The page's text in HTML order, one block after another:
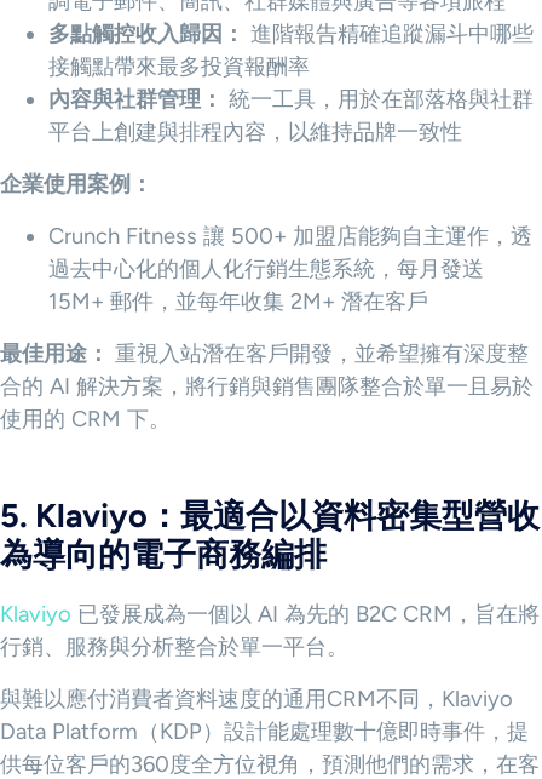
多點觸控收入歸因： 進階報告精確追蹤漏斗中哪些
接觸點帶來最多投資報酬率
內容與社群管理： 統一工具，用於在部落格與社群
平台上創建與排程內容，以維持品牌一致性
企業使用案例：
Crunch Fitness 讓 500+ 加盟店能夠自主運作，透
過去中心化的個人化行銷生態系統，每月發送
15M+ 郵件，並每年收集 2M+ 潛在客戶
最佳用途： 重視入站潛在客戶開發，並希望擁有深度整
合的 AI 解決方案，將行銷與銷售團隊整合於單一且易於
使用的 CRM 下。
5. Klaviyo：最適合以資料密集型營收
為導向的電子商務編排
Klaviyo 已發展成為一個以 AI 為先的 B2C CRM，旨在將
行銷、服務與分析整合於單一平台。
與難以應付消費者資料速度的通用CRM不同，Klaviyo
Data Platform（KDP）設計能處理數十億即時事件，提
供每位客戶的360度全方位視角，預測他們的需求，在客